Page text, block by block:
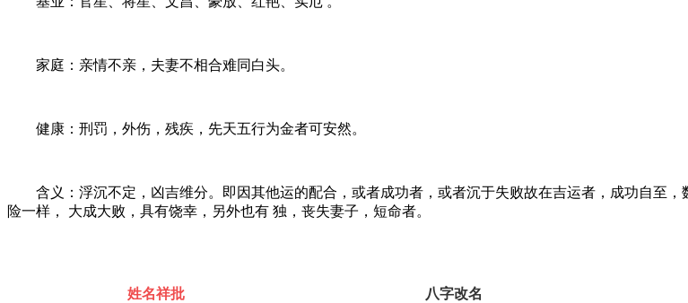
家庭：亲情不亲，夫妻不相合难同白头。
健康：刑罚，外伤，残疾，先天五行为金者可安然。
含义：浮沉不定，凶吉维分。即因其他运的配合，或者成功者，或者沉于失败故在吉运者，成功自至，
险一样， 大成大败，具有饶幸，另外也有 独，丧失妻子，短命者。
姓名祥批 八字改名